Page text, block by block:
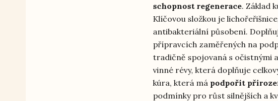
schopnost regenerace. Základ
Klíčovou složkou je
antibakteriální působení.
přípravcích zaměřených na
tradičně spojovaná s očistnými
vinné révy, která doplňuje
kúra, která má podpořit
podmínky pro růst silnějších a